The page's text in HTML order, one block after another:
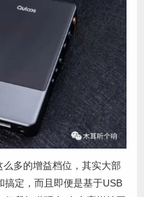
多的增益档位，其实大部
搞定，而且即便是基于USB